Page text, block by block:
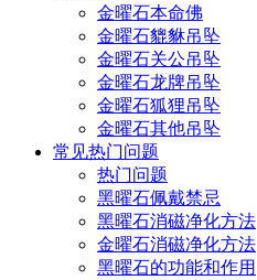
金曜石本命佛
金曜石貔貅吊坠
金曜石关公吊坠
金曜石龙牌吊坠
金曜石狐狸吊坠
金曜石其他吊坠
常见热门问题
热门问题
黑曜石佩戴禁忌
黑曜石消磁净化方法
金曜石消磁净化方法
黑曜石的功能和作用